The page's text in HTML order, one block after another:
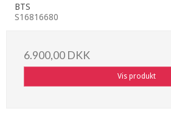
BTS
S16816680
6.900,00 DKK
Vis produkt